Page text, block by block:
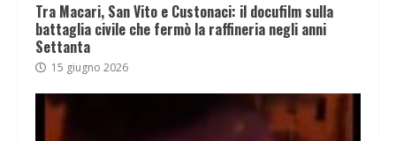
Tra Macari, San Vito e Custonaci: il docufilm sulla
battaglia civile che fermò la raffineria negli anni
Settanta
15 giugno 2026